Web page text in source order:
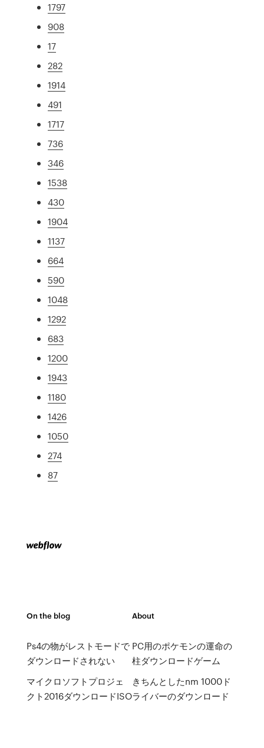
1797
908
17
282
1914
491
1717
736
346
1538
430
1904
1137
664
590
1048
1292
683
1200
1943
1180
1426
1050
274
87
On the blog
Ps4の物がレストモードで
ダウンロードされない
マイクロソフトプロジェ
クト2016ダウンロードISO
About
PC用のポケモンの運命の
柱ダウンロードゲーム
きちんとしたnm 1000ド
ライバーのダウンロード